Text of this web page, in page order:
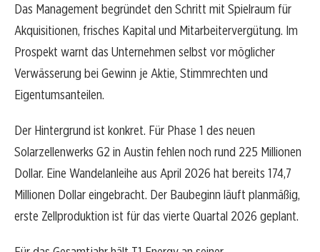
Das Management begründet den Schritt mit Spielraum für
Akquisitionen, frisches Kapital und Mitarbeitervergütung. Im
Prospekt warnt das Unternehmen selbst vor möglicher
Verwässerung bei Gewinn je Aktie, Stimmrechten und
Eigentumsanteilen.
Der Hintergrund ist konkret. Für Phase 1 des neuen
Solarzellenwerks G2 in Austin fehlen noch rund 225 Millionen
Dollar. Eine Wandelanleihe aus April 2026 hat bereits 174,7
Millionen Dollar eingebracht. Der Baubeginn läuft planmäßig,
erste Zellproduktion ist für das vierte Quartal 2026 geplant.